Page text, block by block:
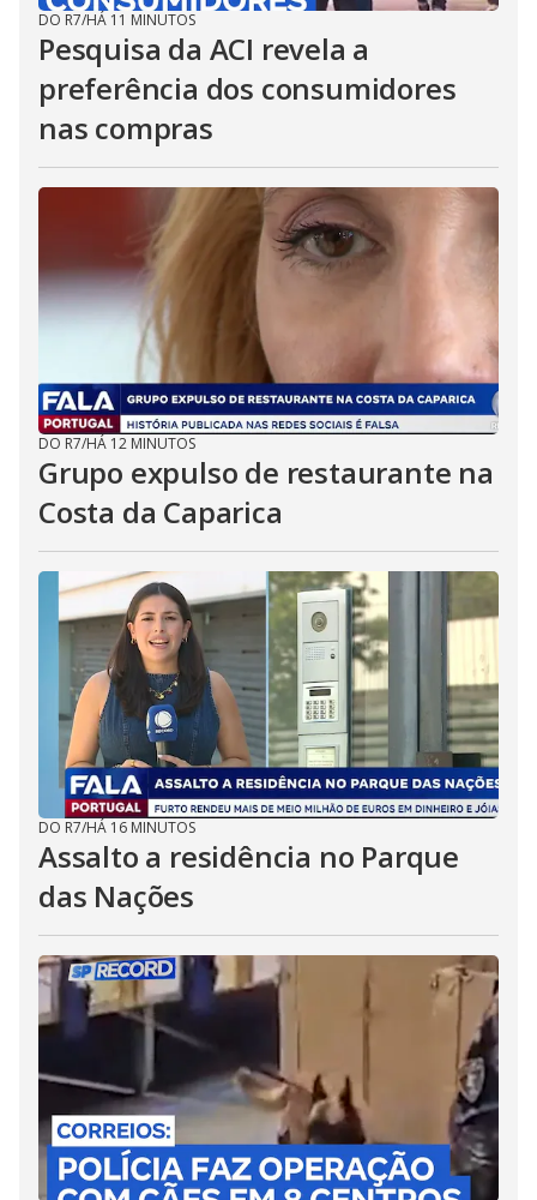
DO R7/HÁ 11 MINUTOS
Pesquisa da ACI revela a
preferência dos consumidores
nas compras
DO R7/HÁ 12 MINUTOS
Grupo expulso de restaurante na
Costa da Caparica
DO R7/HÁ 16 MINUTOS
Assalto a residência no Parque
das Nações